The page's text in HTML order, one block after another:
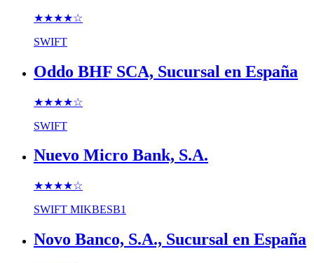
★★★★☆
SWIFT
Oddo BHF SCA, Sucursal en España
★★★★☆
SWIFT
Nuevo Micro Bank, S.A.
★★★★☆
SWIFT MIKBESB1
Novo Banco, S.A., Sucursal en España